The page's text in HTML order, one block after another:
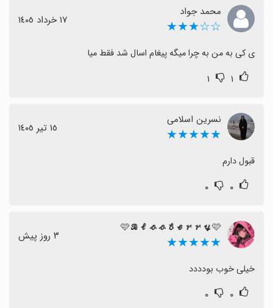
محمد جواد
☆☆★★★ ١٧ خرداد ١٤٠٥
ی کی به من به چرا میگه پیغام اسال شد فقط میا
۱ ۱
نسرین اسلامی
★★★★★ ١٥ تیر ١٤٠٥
قبول دارم
۰ ۰
🩷𝓑𝓵𝓸𝓸𝓫𝓮𝓻𝓻𝔂🩷
★★★★★ ٣ روز پیش
خیلی خوب بودددد
۰ ۰